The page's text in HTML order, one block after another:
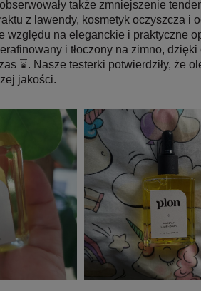
także zmniejszenie
z lawendy, kosmetyk oczyszcza i
względu na eleganckie i praktyczne
i tłoczony na zimno, dzięki
⌛. Nasze testerki potwierdziły, że
jakości.